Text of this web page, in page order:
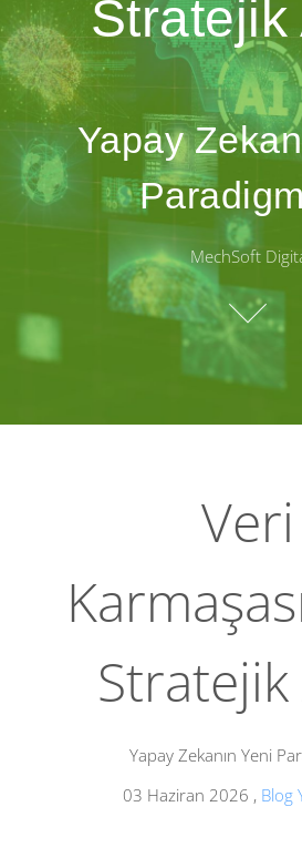
Stratejik
Yapay
MechSoft
Veri
Stratejik
Yapay Zekanın Yeni
03 Haziran 2026 , Blog